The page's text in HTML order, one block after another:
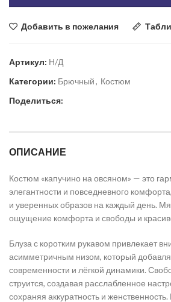
Добавить в пожелания
Артикул: Н/Д
Категории: Брючный, Костюм
Поделиться:
ОПИСАНИЕ
Костюм «капучино на овсяном» — это
элегантности и повседневного
и уверенных образов на каждый день.
ощущение комфорта и свободы и
Блуза с коротким рукавом привлекает
асимметричным низом, который
современности и лёгкой динамики.
струится, создавая расслабленное
сохраняя аккуратность и